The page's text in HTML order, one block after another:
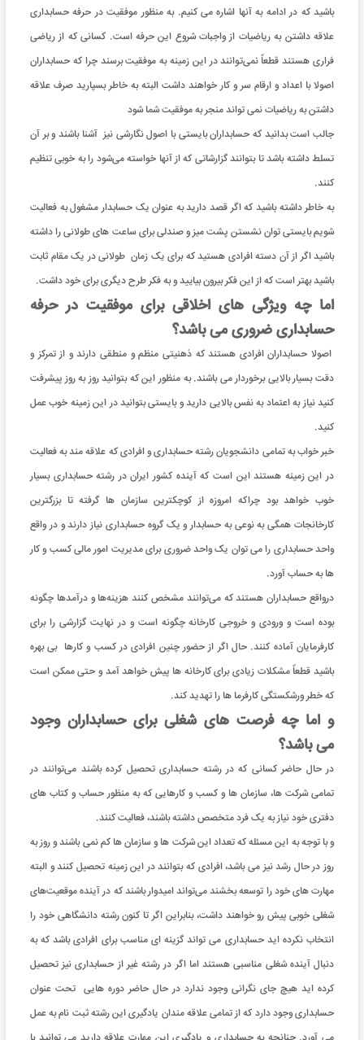
باشید که در ادامه به آنها اشاره می کنیم. به منظور موفقیت در حرفه حسابداری
علاقه داشتن به ریاضیات از واجبات شروع این حرفه است. کسانی که از ریاضی
فراری هستند قطعاً نمی‌توانند در این زمینه به موفقیت برسند چرا که حسابداران
اصولا با اعداد و ارقام سر و کار خواهند داشت البته به خاطر بسپارید صرف علاقه
داشتن به ریاضیات نمی تواند منجر به موفقیت شما شود
جالب است بدانید که حسابداران بایستی با اصول نگارشی نیز آشنا باشند و بر آن
تسلط داشته باشد تا بتوانند گزارشاتی که از آنها خواسته می‌شود را به خوبی تنظیم
کنند.
به خاطر داشته باشید که اگر قصد دارید به عنوان یک حسابدار مشغول به فعالیت
شویم بایستی توان نشستن پشت میز و صندلی برای ساعت های طولانی را داشته
باشید اگر از آن دسته افرادی هستید که برای یک زمان طولانی در یک مقام ثابت
باشید بهتر است که از این فکر بیرون بیایید و به فکر طرح دیگری برای خود داشت.
اما چه ویژگی های اخلاقی برای موفقیت در حرفه
حسابداری ضروری می باشد؟
اصولا حسابداران افرادی هستند که ذهنیتی منظم و منطقی دارند و از تمرکز و
دقت بسیار بالایی برخوردار می باشند. به منظور این که بتوانید روز به روز پیشرفت
کنید نیاز به اعتماد به نفس بالایی دارید و بایستی بتوانید در این زمینه خوب عمل
کنید.
خبر خواب به تمامی دانشجویان رشته حسابداری و افرادی که علاقه مند به فعالیت
در این زمینه هستند این است که آینده کشور ایران در رشته حسابداری بسیار
خوب خواهد بود چراکه امروزه از کوچکترین سازمان ها گرفته تا بزرگترین
کارخانجات همگی به نوعی به حسابدار و یک گروه حسابداری نیاز دارند و در واقع
واحد حسابداری را می توان یک واحد ضروری برای مدیریت امور مالی کسب و کار
ها به حساب آورد.
درواقع حسابداران هستند که می‌توانند مشخص کنند هزینه‌ها و درآمدها چگونه
بوده است و ورودی و خروجی کارخانه چگونه است و در نهایت گزارشی را برای
کارفرمایان آماده کنند. حال اگر از حضور چنین افرادی در کسب و کارها بی بهره
باشید قطعاً مشکلات زیادی برای کارخانه ها پیش خواهد آمد و حتی ممکن است
که خطر ورشکستگی کارفرما ها را تهدید کند.
و اما چه فرصت های شغلی برای حسابداران وجود
می باشد؟
در حال حاضر کسانی که در رشته حسابداری تحصیل کرده باشند می‌توانند در
تمامی شرکت ها، سازمان ها و کسب و کارهایی که به منظور حساب و کتاب های
دفتری خود نیاز به یک فرد متخصص داشته باشند، فعالیت کنند.
و با توجه به این مسئله که تعداد این شرکت ها و سازمان ها کم نمی باشند و روز به
روز در حال رشد نیز می باشد، افرادی که بتوانند در این زمینه تحصیل کنند و البته
مهارت های خود را توسعه بخشند می‌تواند امیدوار باشند که در آینده موقعیت‌های
شغلی خوبی پیش رو خواهند داشت، بنابراین اگر تا کنون رشته دانشگاهی خود را
انتخاب نکرده اید حسابداری می تواند گزینه ای مناسب برای افرادی باشد که به
دنبال آینده شغلی مناسبی هستند اما اگر در رشته غیر از حسابداری نیز تحصیل
کرده اید هیچ جای نگرانی وجود ندارد در حال حاضر دوره هایی تحت عنوان
حسابداری وجود دارد که از تمامی علاقه مندان یادگیری این رشته ثبت نام به عمل